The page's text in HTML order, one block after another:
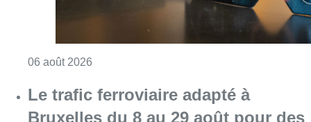
06 août 2026
Le trafic ferroviaire adapté à
Bruxelles du 8 au 29 août pour des